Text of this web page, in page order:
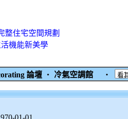
整住宅空間規劃
機能新美學
論壇 ‧ 冷氣空調館 ‧
01-01